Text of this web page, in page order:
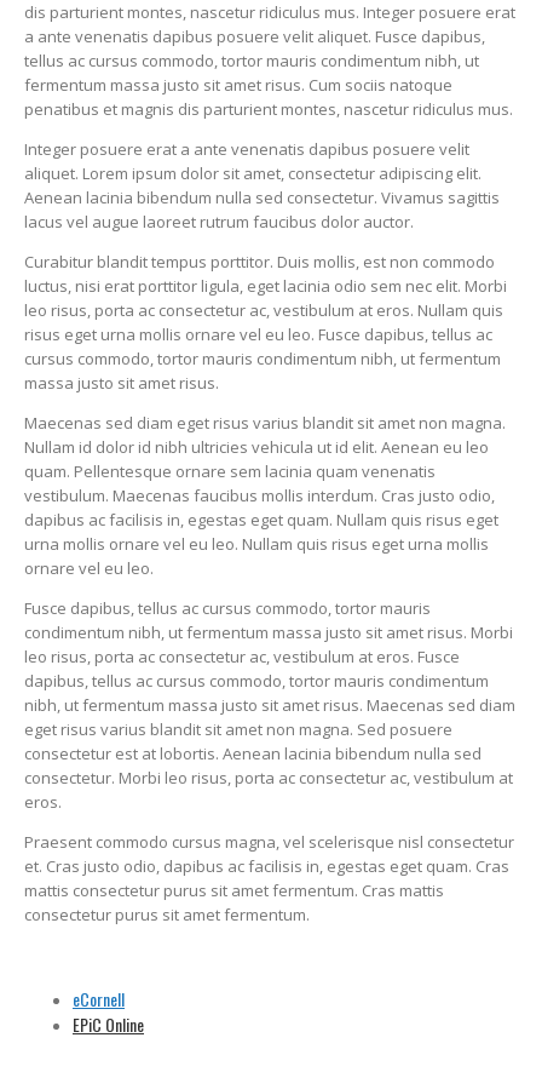
dis parturient montes, nascetur ridiculus mus. Integer posuere erat
a ante venenatis dapibus posuere velit aliquet. Fusce dapibus,
tellus ac cursus commodo, tortor mauris condimentum nibh, ut
fermentum massa justo sit amet risus. Cum sociis natoque
penatibus et magnis dis parturient montes, nascetur ridiculus mus.
Integer posuere erat a ante venenatis dapibus posuere velit
aliquet. Lorem ipsum dolor sit amet, consectetur adipiscing elit.
Aenean lacinia bibendum nulla sed consectetur. Vivamus sagittis
lacus vel augue laoreet rutrum faucibus dolor auctor.
Curabitur blandit tempus porttitor. Duis mollis, est non commodo
luctus, nisi erat porttitor ligula, eget lacinia odio sem nec elit. Morbi
leo risus, porta ac consectetur ac, vestibulum at eros. Nullam quis
risus eget urna mollis ornare vel eu leo. Fusce dapibus, tellus ac
cursus commodo, tortor mauris condimentum nibh, ut fermentum
massa justo sit amet risus.
Maecenas sed diam eget risus varius blandit sit amet non magna.
Nullam id dolor id nibh ultricies vehicula ut id elit. Aenean eu leo
quam. Pellentesque ornare sem lacinia quam venenatis
vestibulum. Maecenas faucibus mollis interdum. Cras justo odio,
dapibus ac facilisis in, egestas eget quam. Nullam quis risus eget
urna mollis ornare vel eu leo. Nullam quis risus eget urna mollis
ornare vel eu leo.
Fusce dapibus, tellus ac cursus commodo, tortor mauris
condimentum nibh, ut fermentum massa justo sit amet risus. Morbi
leo risus, porta ac consectetur ac, vestibulum at eros. Fusce
dapibus, tellus ac cursus commodo, tortor mauris condimentum
nibh, ut fermentum massa justo sit amet risus. Maecenas sed diam
eget risus varius blandit sit amet non magna. Sed posuere
consectetur est at lobortis. Aenean lacinia bibendum nulla sed
consectetur. Morbi leo risus, porta ac consectetur ac, vestibulum at
eros.
Praesent commodo cursus magna, vel scelerisque nisl consectetur
et. Cras justo odio, dapibus ac facilisis in, egestas eget quam. Cras
mattis consectetur purus sit amet fermentum. Cras mattis
consectetur purus sit amet fermentum.
eCornell
EPiC Online